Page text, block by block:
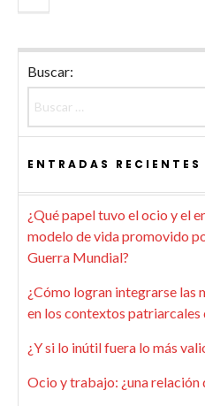
Buscar:
ENTRADAS RECIENTES
¿Qué papel tuvo el ocio y el
modelo de vida promovido
Guerra Mundial?
¿Cómo logran integrarse
en los contextos patriarcales
¿Y si lo inútil fuera lo más
Ocio y trabajo: ¿una relación